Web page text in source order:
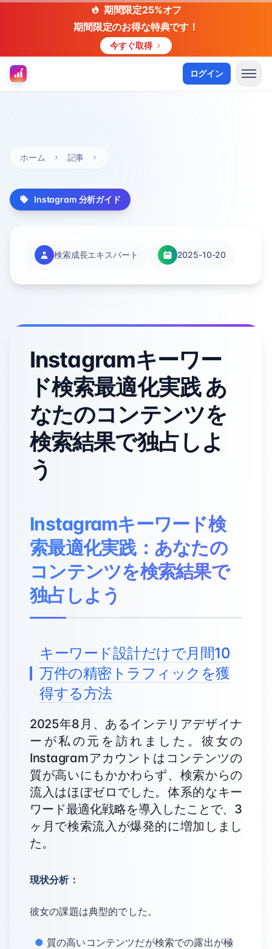
期間限定25%オフ
期間限定のお得な特典です！
今すぐ取得
ログイン
ホーム 記事
Instagram 分析ガイド
検索成長エキスパート 2025-10-20
Instagramキーワー
ド検索最適化実践 あ
なたのコンテンツを
検索結果で独占しよ
う
Instagramキーワード検
索最適化実践：あなたの
コンテンツを検索結果で
独占しよう
キーワード設計だけで月間10
万件の精密トラフィックを獲
得する方法
2025年8月、あるインテリアデザイナ
ーが私の元を訪れました。彼女の
Instagramアカウントはコンテンツの
質が高いにもかかわらず、検索からの
流入はほぼゼロでした。体系的なキー
ワード最適化戦略を導入したことで、3
ヶ月で検索流入が爆発的に増加しまし
た。
現状分析：
彼女の課題は典型的でした。
質の高いコンテンツだが検索での露出が極